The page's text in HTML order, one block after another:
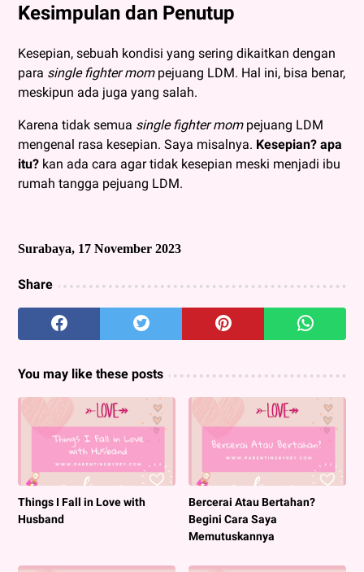
Kesimpulan dan Penutup
Kesepian, sebuah kondisi yang sering dikaitkan dengan
para single fighter mompejuang LDM. Hal ini, bisa benar,
meskipun ada juga yang salah.
Karena tidak semua single fighter mom pejuang LDM
mengenal rasa kesepian. Saya misalnya. Kesepian? apa
itu? kan ada cara agar tidak kesepian meski menjadi ibu
rumah tangga pejuang LDM.
Surabaya, 17 November 2023
Share
You may like these posts
Things I Fall in Love with
Husband
Bercerai Atau Bertahan?
Begini Cara Saya
Memutuskannya